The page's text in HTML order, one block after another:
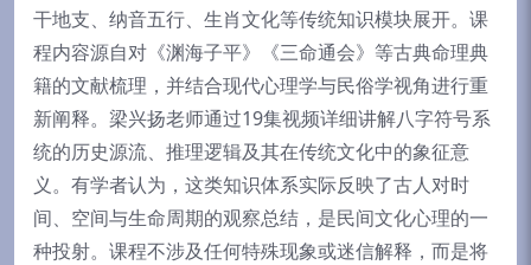
干地支、纳音五行、生肖文化等传统知识模块展开。课
程内容源自对《渊海子平》《三命通会》等古典命理典
籍的文献梳理，并结合现代心理学与民俗学视角进行重
新阐释。梁兴扬老师通过19集视频详细讲解八字符号系
统的历史源流、推理逻辑及其在传统文化中的象征意
义。有学者认为，这类知识体系实际反映了古人对时
间、空间与生命周期的观察总结，是民间文化心理的一
种投射。课程不涉及任何特殊现象或迷信解释，而是将